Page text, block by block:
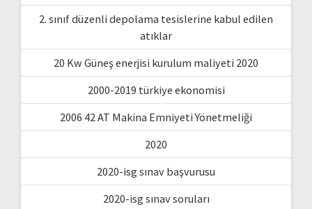
2. sınıf düzenli depolama tesislerine kabul edilen
atıklar
20 Kw Güneş enerjisi kurulum maliyeti 2020
2000-2019 türkiye ekonomisi
2006 42 AT Makina Emniyeti Yönetmeliği
2020
2020-isg sınav başvurusu
2020-isg sınav soruları